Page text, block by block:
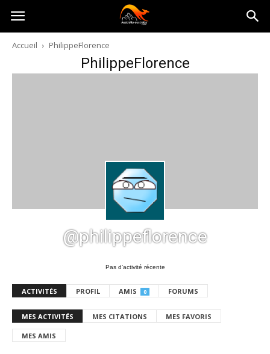
Australia-
australie.com
Accueil PhilippeFlorence
PhilippeFlorence
@philippeflorence
Pas d’activité récente
ACTIVITÉS PROFIL AMIS 0 FORUMS
MES ACTIVITÉS MES CITATIONS MES FAVORIS
MES AMIS